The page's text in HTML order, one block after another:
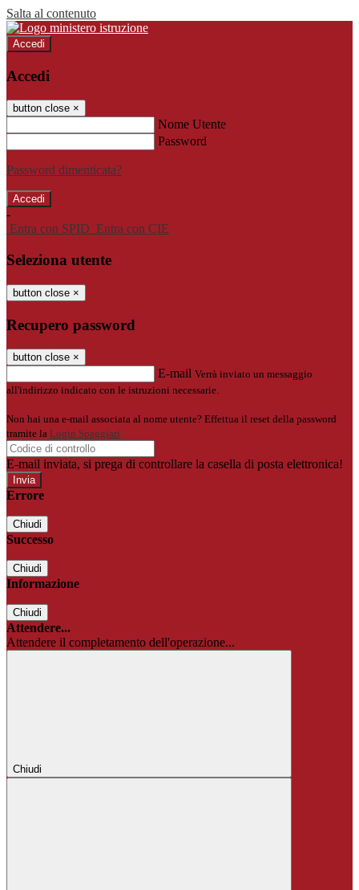
Salta al contenuto
Accedi
Accedi
button close ×
Nome Utente
Password
Password dimenticata?
-
Entra con SPID Entra con CIE
Seleziona utente
button close ×
Recupero password
button close ×
E-mail Verrà inviato un messaggio
all'indirizzo indicato con le istruzioni necessarie.
Non hai una e-mail associata al nome utente? Effettua il reset della password
tramite la Login Spaggiari
E-mail inviata, si prega di controllare la casella di posta elettronica!
Errore
Chiudi
Successo
Chiudi
Informazione
Chiudi
Attendere...
Attendere il completamento dell'operazione...
Chiudi